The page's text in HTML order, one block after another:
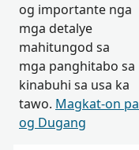
og importante nga
mga detalye
mahitungod sa
mga panghitabo sa
kinabuhi sa usa ka
tawo. Magkat-on pa
og Dugang